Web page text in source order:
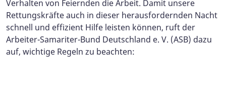
Verhalten von Feiernden die Arbeit. Damit unsere
Rettungskräfte auch in dieser herausfordernden Nacht
schnell und effizient Hilfe leisten können, ruft der
Arbeiter-Samariter-Bund Deutschland e. V. (ASB) dazu
auf, wichtige Regeln zu beachten: